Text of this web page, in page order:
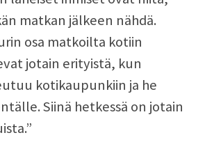
matkan jälkeen nähdä.
osa matkoilta kotiin
jotain erityistä, kun
kotikaupunkiin ja he
Siinä hetkessä on jotain